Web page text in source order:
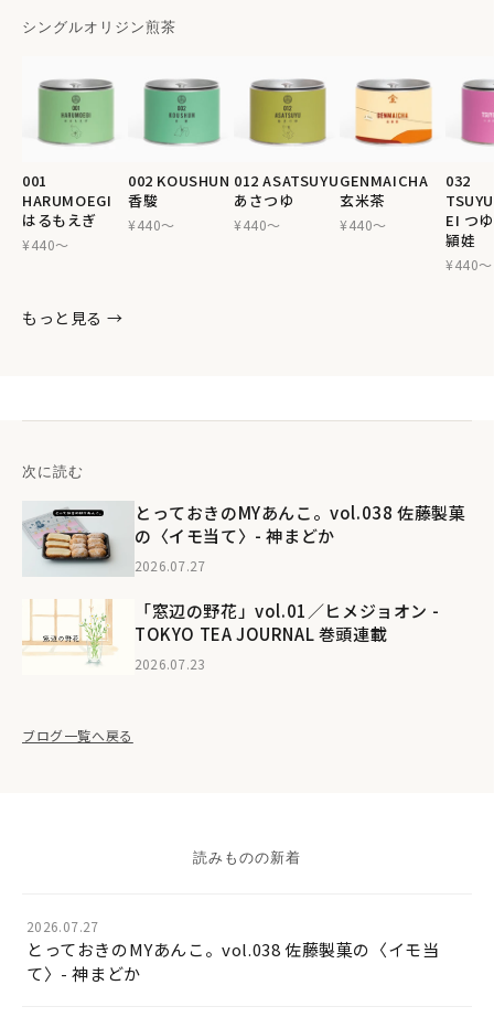
シングルオリジン煎茶
001
HARUMOEGI
はるもえぎ
¥440〜
002 KOUSHUN
香駿
¥440〜
012 ASATSUYU
あさつゆ
¥440〜
GENMAICHA
玄米茶
¥440〜
032
EI つ
頴娃
¥440〜
もっと見る →
次に読む
とっておきのMYあんこ。vol.038 佐藤製菓
の〈イモ当て〉- 神まどか
2026.07.27
「窓辺の野花」vol.01／ヒメジョオン -
TOKYO TEA JOURNAL 巻頭連載
2026.07.23
ブログ一覧へ戻る
読みものの新着
2026.07.27
とっておきのMYあんこ。vol.038 佐藤製菓の〈イモ当
て〉- 神まどか